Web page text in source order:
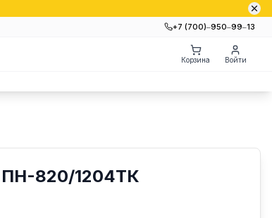
+7 (700)‒950‒99‒13
Корзина Войти
820/1204ТК